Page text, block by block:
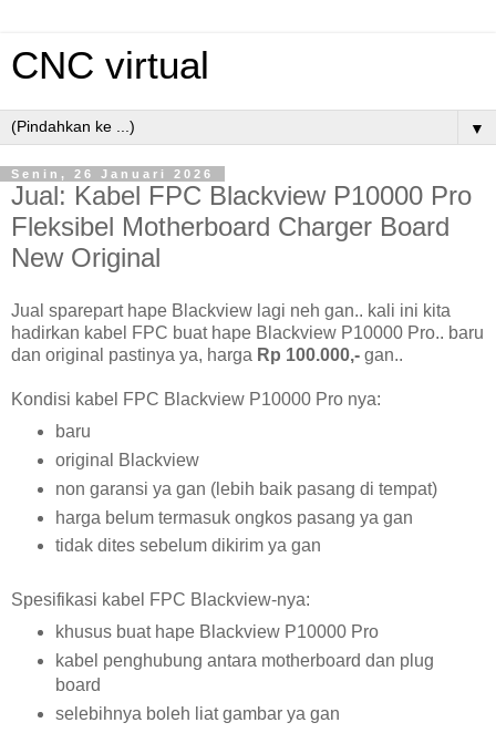
CNC virtual
▼
Senin, 26 Januari 2026
Jual: Kabel FPC Blackview P10000 Pro
Fleksibel Motherboard Charger Board
New Original
Jual sparepart hape Blackview lagi neh gan.. kali ini kita
hadirkan kabel FPC buat hape Blackview P10000 Pro.. baru
dan original pastinya ya, harga Rp 100.000,- gan..
Kondisi kabel FPC Blackview P10000 Pro nya:
baru
original Blackview
non garansi ya gan (lebih baik pasang di tempat)
harga belum termasuk ongkos pasang ya gan
tidak dites sebelum dikirim ya gan
Spesifikasi kabel FPC Blackview-nya:
khusus buat hape Blackview P10000 Pro
kabel penghubung antara motherboard dan plug
board
selebihnya boleh liat gambar ya gan